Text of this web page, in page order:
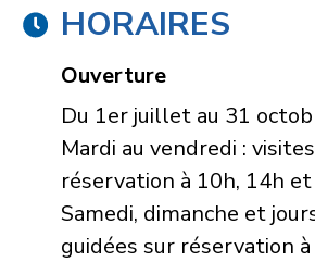
HORAIRES
Ouverture
Du 1er juillet au 31
Mardi au vendredi :
réservation à 10h, 14h
Samedi, dimanche et
guidées sur réservation